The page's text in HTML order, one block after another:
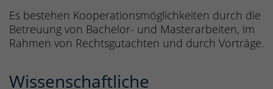
Es bestehen Kooperationsmöglichkeiten durch die
Betreuung von Bachelor- und Masterarbeiten, im
Rahmen von Rechtsgutachten und durch Vorträge.
Wissenschaftliche